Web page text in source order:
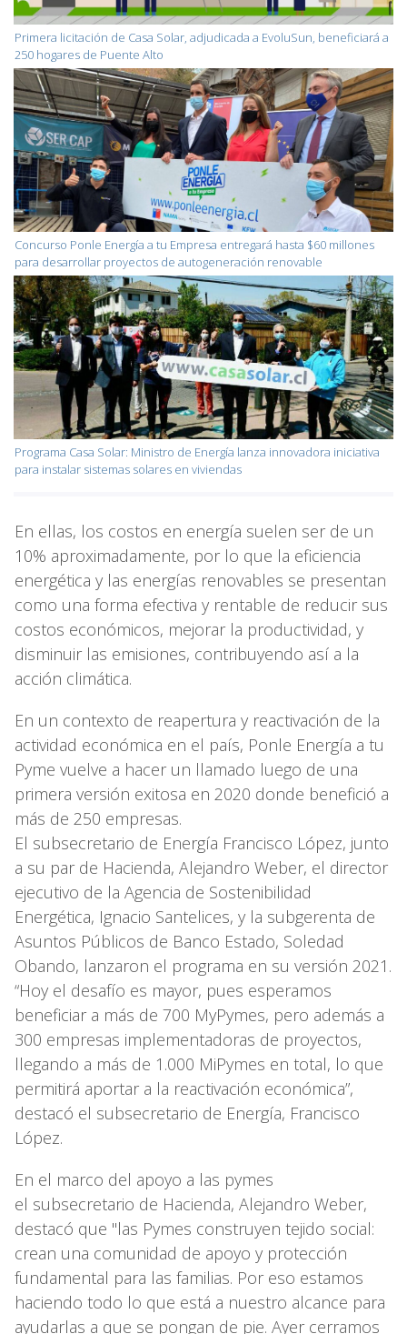
Primera licitación de Casa Solar, adjudicada a EvoluSun, beneficiará a
250 hogares de Puente Alto
Concurso Ponle Energía a tu Empresa entregará hasta $60 millones
para desarrollar proyectos de autogeneración renovable
Programa Casa Solar: Ministro de Energía lanza innovadora iniciativa
para instalar sistemas solares en viviendas
En ellas, los costos en energía suelen ser de un
10% aproximadamente, por lo que la eficiencia
energética y las energías renovables se presentan
como una forma efectiva y rentable de reducir sus
costos económicos, mejorar la productividad, y
disminuir las emisiones, contribuyendo así a la
acción climática.
En un contexto de reapertura y reactivación de la
actividad económica en el país, Ponle Energía a tu
Pyme vuelve a hacer un llamado luego de una
primera versión exitosa en 2020 donde benefició a
más de 250 empresas.
El subsecretario de Energía Francisco López, junto
a su par de Hacienda, Alejandro Weber, el director
ejecutivo de la Agencia de Sostenibilidad
Energética, Ignacio Santelices, y la subgerenta de
Asuntos Públicos de Banco Estado, Soledad
Obando, lanzaron el programa en su versión 2021.
“Hoy el desafío es mayor, pues esperamos
beneficiar a más de 700 MyPymes, pero además a
300 empresas implementadoras de proyectos,
llegando a más de 1.000 MiPymes en total, lo que
permitirá aportar a la reactivación económica”,
destacó el subsecretario de Energía, Francisco
López.
En el marco del apoyo a las pymes
el subsecretario de Hacienda, Alejandro Weber,
destacó que "las Pymes construyen tejido social:
crean una comunidad de apoyo y protección
fundamental para las familias. Por eso estamos
haciendo todo lo que está a nuestro alcance para
ayudarlas a que se pongan de pie. Ayer cerramos